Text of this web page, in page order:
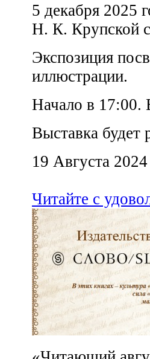
5 декабря 2025
Н. К. Крупской
Экспозиция
иллюстрации.
Начало в 17:00.
Выставка будет
19 Августа 2024
Читайте с